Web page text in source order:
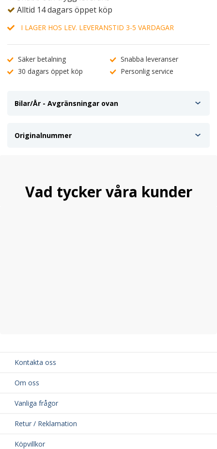
Alltid 14 dagars öppet köp
I LAGER HOS LEV. LEVERANSTID 3-5 VARDAGAR
Säker betalning
Snabba leveranser
30 dagars öppet köp
Personlig service
Bilar/År - Avgränsningar ovan
Originalnummer
Vad tycker våra kunder
Kontakta oss
Om oss
Vanliga frågor
Retur / Reklamation
Köpvillkor